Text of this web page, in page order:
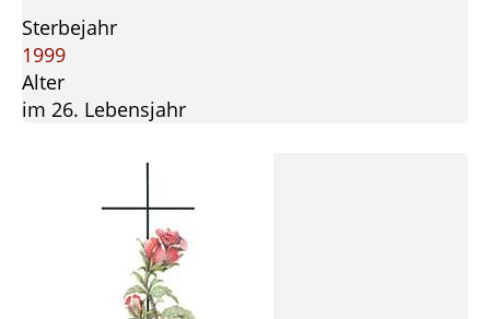
Sterbejahr
1999
Alter
im 26. Lebensjahr